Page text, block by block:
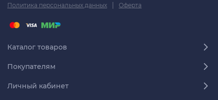
Политика персональных данных | Оферта
Каталог товаров
Покупателям
Личный кабинет